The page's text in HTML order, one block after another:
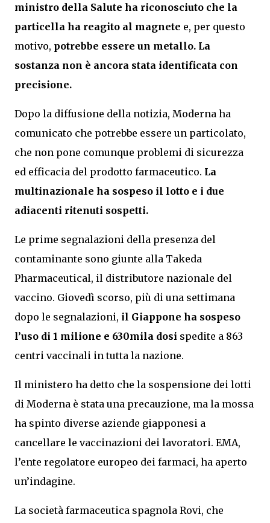
ministro della Salute ha riconosciuto che la
particella ha reagito al magnete e, per questo
motivo, potrebbe essere un metallo. La
sostanza non è ancora stata identificata con
precisione.
Dopo la diffusione della notizia, Moderna ha
comunicato che potrebbe essere un particolato,
che non pone comunque problemi di sicurezza
ed efficacia del prodotto farmaceutico. La
multinazionale ha sospeso il lotto e i due
adiacenti ritenuti sospetti.
Le prime segnalazioni della presenza del
contaminante sono giunte alla Takeda
Pharmaceutical, il distributore nazionale del
vaccino. Giovedì scorso, più di una settimana
dopo le segnalazioni, il Giappone ha sospeso
l’uso di 1 milione e 630mila dosi spedite a 863
centri vaccinali in tutta la nazione.
Il ministero ha detto che la sospensione dei lotti
di Moderna è stata una precauzione, ma la mossa
ha spinto diverse aziende giapponesi a
cancellare le vaccinazioni dei lavoratori. EMA,
l’ente regolatore europeo dei farmaci, ha aperto
un’indagine.
La società farmaceutica spagnola Rovi, che